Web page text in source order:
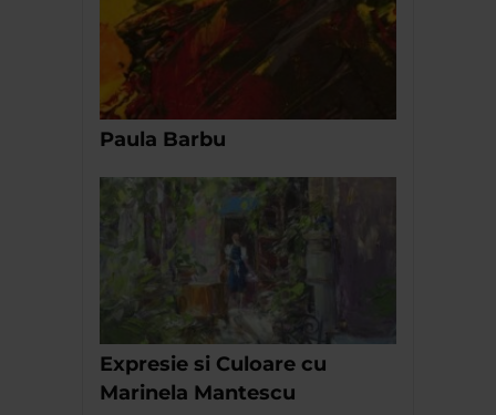
Paula Barbu
Expresie si Culoare cu
Marinela Mantescu